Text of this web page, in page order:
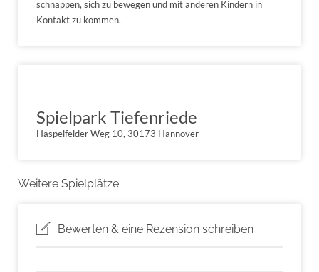
schnappen, sich zu bewegen und mit anderen Kindern in
Kontakt zu kommen.
Spielpark Tiefenriede
Haspelfelder Weg 10, 30173 Hannover
Weitere Spielplätze
Bewerten & eine Rezension schreiben